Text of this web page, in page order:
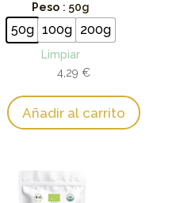
desde
13,70 €
Peso : 50g
50g 100g 200g
Limpiar
4,29 €
Añadir al carrito